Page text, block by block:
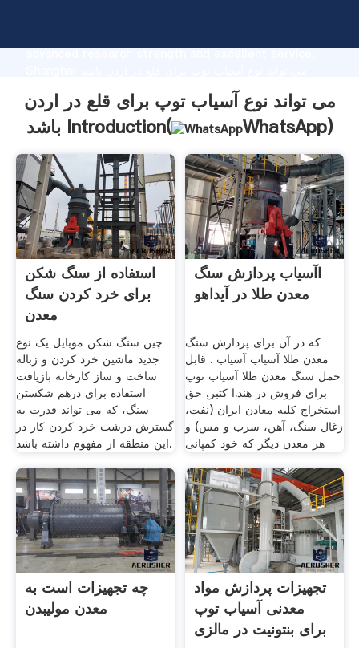
advanced research strength and excellent service,
supplier create the value and bring values to all of
customers.
می تواند نوع آسیاب توپ برای قلع در اردن
باشد Introduction(
WhatsApp)
استفاده از سنگ شکن
برای خرد کردن سنگ
معدن
چین سنگ شکن موبایل یک نوع
جدید ماشین خرد کردن و زباله
ساخت و ساز کارخانه بازیافت
استفاده برای درهم شکستن
سنگ، که می تواند قدرت به
گسترش درشت خرد کردن کار در
این منطقه از مفهوم داشته باشد.
اآسیاب پردازش سنگ
معدن طلا در آیداهو
که در آن برای پردازش سنگ
معدن طلا آسیاب آسیاب . قابل
حمل سنگ معدن طلا آسیاب توپ
برای فروش در هند.ا کتبر, حق
استخراج کلیه معادن ایران (نفت،
زغال سنگ، آهن، سرب و مس) و
هر معدن دیگر که خود کمپانی
چه تجهیزات است به
معدن مولیبدن
تجهیزات پردازش مواد
معدنی آسیاب توپ
برای بنتونیت در مالزی